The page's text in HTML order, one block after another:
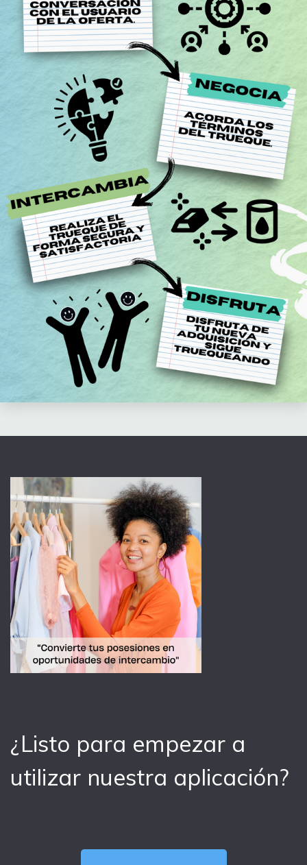
¿Listo para empezar a
utilizar nuestra aplicación?